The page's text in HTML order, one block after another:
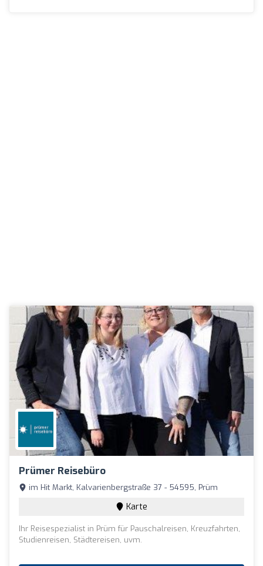
Prümer Reisebüro
im Hit Markt, Kalvarienbergstraße 37 - 54595, Prüm
Karte
Ihr Reisespezialist in Prüm für Pauschalreisen, Kreuzfahrten,
Studienreisen, Städtereisen, uvm.